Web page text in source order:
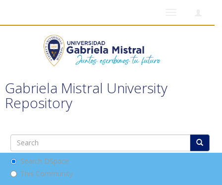
Gabriela Mistral University
Repository
Search DSpace
This Community